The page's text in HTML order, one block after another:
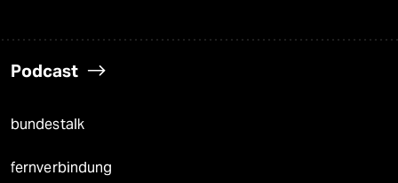
Podcast
bundestalk
fernverbindung